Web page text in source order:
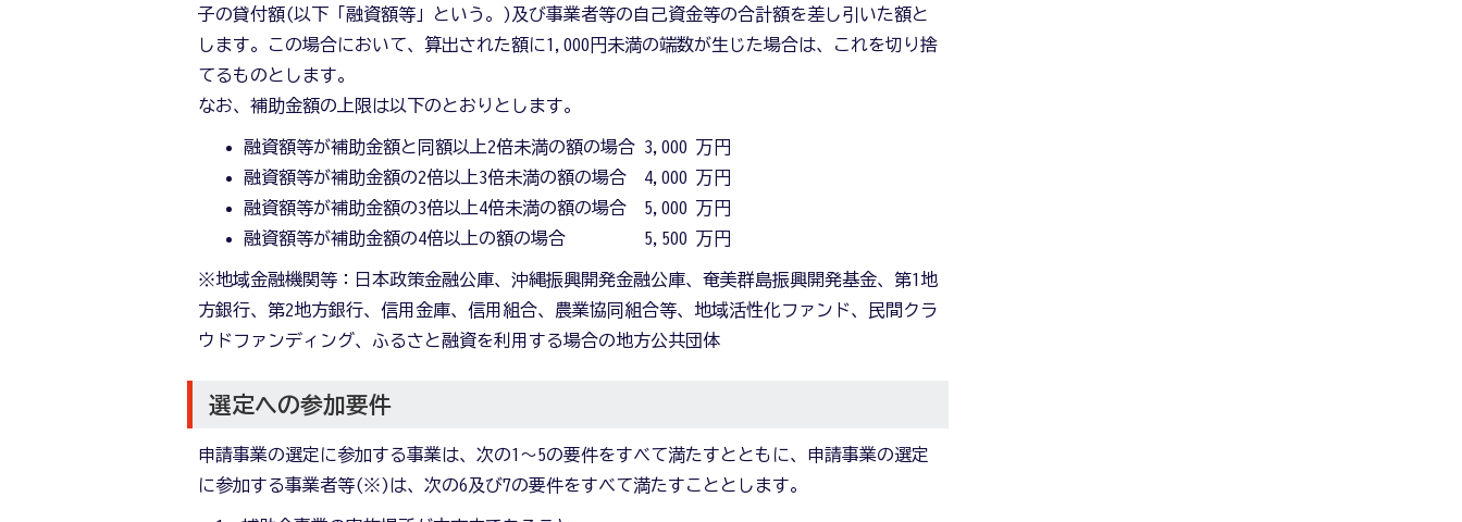
子の貸付額(以下「融資額等」という。)及び事業者等の自己資金等の合計額を差し引いた額と
します。この場合において、算出された額に1,000円未満の端数が生じた場合は、これを切り捨
てるものとします。
なお、補助金額の上限は以下のとおりとします。
融資額等が補助金額と同額以上2倍未満の額の場合 3,000 万円
融資額等が補助金額の2倍以上3倍未満の額の場合 4,000 万円
融資額等が補助金額の3倍以上4倍未満の額の場合 5,000 万円
融資額等が補助金額の4倍以上の額の場合 5,500 万円
※地域金融機関等：日本政策金融公庫、沖縄振興開発金融公庫、奄美群島振興開発基金、第1地
方銀行、第2地方銀行、信用金庫、信用組合、農業協同組合等、地域活性化ファンド、民間クラ
ウドファンディング、ふるさと融資を利用する場合の地方公共団体
選定への参加要件
申請事業の選定に参加する事業は、次の1～5の要件をすべて満たすとともに、申請事業の選定
に参加する事業者等(※)は、次の6及び7の要件をすべて満たすこととします。